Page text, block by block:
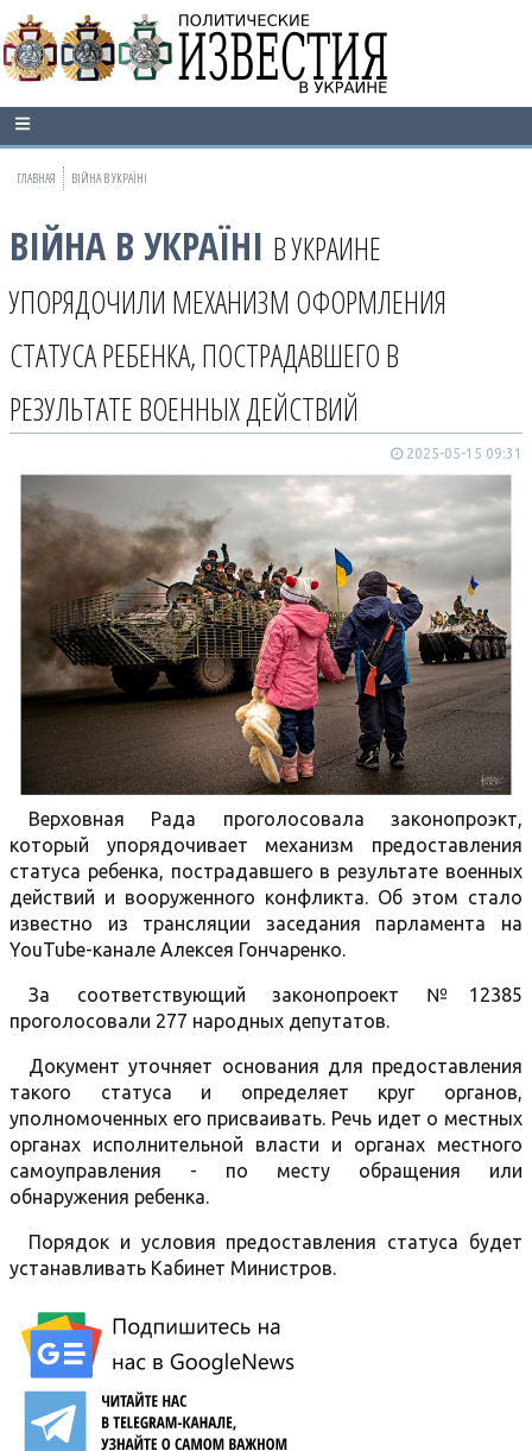
ГЛАВНАЯ ВІЙНА В УКРАЇНІ
ВІЙНА В УКРАЇНІ В УКРАИНЕ
УПОРЯДОЧИЛИ МЕХАНИЗМ ОФОРМЛЕНИЯ
СТАТУСА РЕБЕНКА, ПОСТРАДАВШЕГО В
РЕЗУЛЬТАТЕ ВОЕННЫХ ДЕЙСТВИЙ
2025-05-15 09:31
Верховная Рада проголосовала законопроэкт,
который упорядочивает механизм предоставления
статуса ребенка, пострадавшего в результате военных
действий и вооруженного конфликта. Об этом стало
известно из трансляции заседания парламента на
YouTube-канале Алексея Гончаренко.
За соответствующий законопроект №12385
проголосовали 277 народных депутатов.
Документ уточняет основания для предоставления
такого статуса и определяет круг органов,
уполномоченных его присваивать. Речь идет о местных
органах исполнительной власти и органах местного
самоуправления - по месту обращения или
обнаружения ребенка.
Порядок и условия предоставления статуса будет
устанавливать Кабинет Министров.